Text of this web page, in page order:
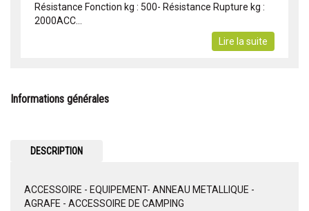
Résistance Fonction kg : 500- Résistance Rupture kg :
2000ACC...
Lire la suite
Informations générales
DESCRIPTION
ACCESSOIRE - EQUIPEMENT- ANNEAU METALLIQUE -
AGRAFE - ACCESSOIRE DE CAMPING